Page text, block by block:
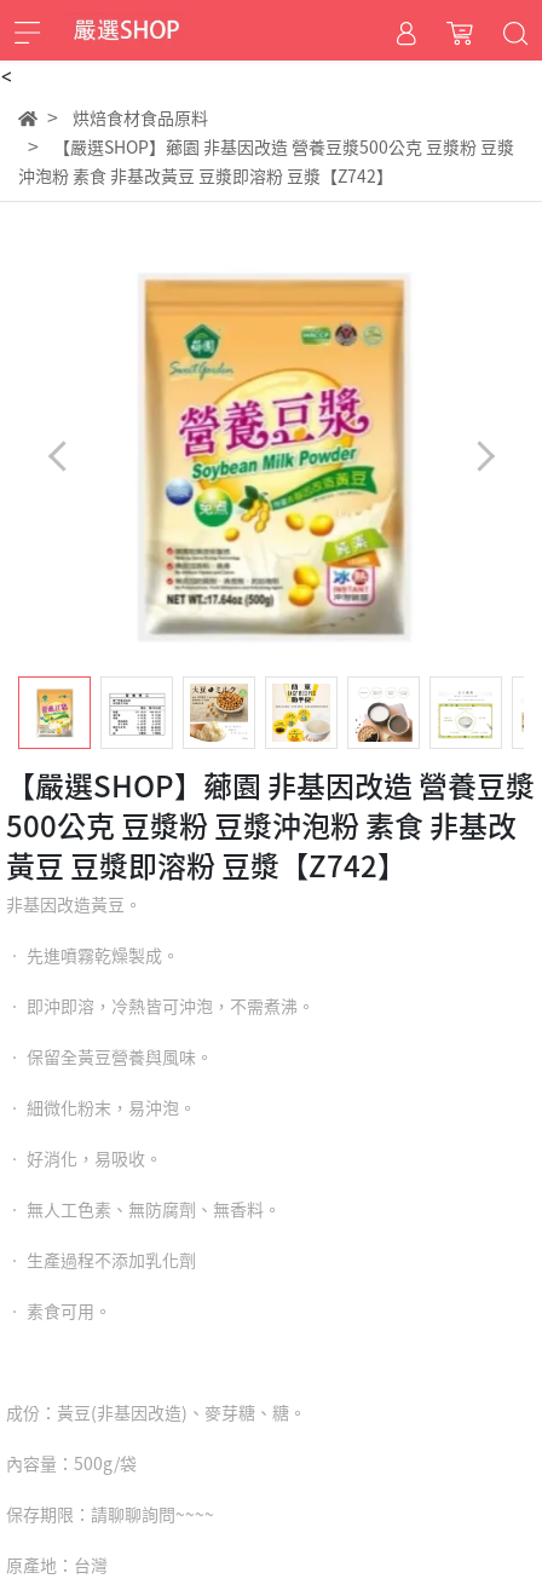
<
烘焙食材食品原料
【嚴選SHOP】薌園 非基因改造 營養豆漿500公克 豆漿粉 豆漿
沖泡粉 素食 非基改黃豆 豆漿即溶粉 豆漿【Z742】
【嚴選SHOP】薌園 非基因改造 營養豆漿
500公克 豆漿粉 豆漿沖泡粉 素食 非基改
黃豆 豆漿即溶粉 豆漿【Z742】
非基因改造黃豆。
‧ 先進噴霧乾燥製成。
‧ 即沖即溶，冷熱皆可沖泡，不需煮沸。
‧ 保留全黃豆營養與風味。
‧ 細微化粉末，易沖泡。
‧ 好消化，易吸收。
‧ 無人工色素、無防腐劑、無香料。
‧ 生產過程不添加乳化劑
‧ 素食可用。
成份：黃豆(非基因改造)、麥芽糖、糖。
內容量：500g/袋
保存期限：請聊聊詢問~~~~
原產地：台灣